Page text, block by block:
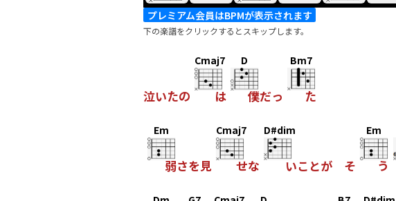
プレミアム会員はBPMが表示されます
下の楽譜をクリックするとスキップします。
泣いたの
Cmaj7
は
D
僕だっ
Bm7
た
Em
弱さを見
Cmaj7
せな
D#dim
いことが そ
Em
う